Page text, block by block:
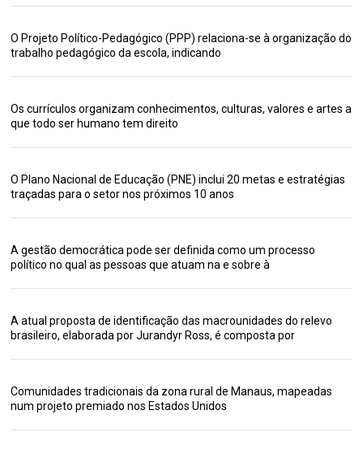
O Projeto Político-Pedagógico (PPP) relaciona-se à organização do
trabalho pedagógico da escola, indicando
Os currículos organizam conhecimentos, culturas, valores e artes a
que todo ser humano tem direito
O Plano Nacional de Educação (PNE) inclui 20 metas e estratégias
traçadas para o setor nos próximos 10 anos
A gestão democrática pode ser definida como um processo
político no qual as pessoas que atuam na e sobre à
A atual proposta de identificação das macrounidades do relevo
brasileiro, elaborada por Jurandyr Ross, é composta por
Comunidades tradicionais da zona rural de Manaus, mapeadas
num projeto premiado nos Estados Unidos